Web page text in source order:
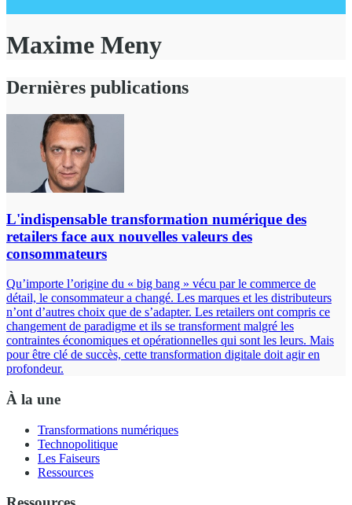
Maxime Meny
Dernières publications
L'indispensable transformation numérique des
retailers face aux nouvelles valeurs des
consommateurs
Qu’importe l’origine du « big bang » vécu par le commerce de
détail, le consommateur a changé. Les marques et les distributeurs
n’ont d’autres choix que de s’adapter. Les retailers ont compris ce
changement de paradigme et ils se transforment malgré les
contraintes économiques et opérationnelles qui sont les leurs. Mais
pour être clé de succès, cette transformation digitale doit agir en
profondeur.
À la une
Transformations numériques
Technopolitique
Les Faiseurs
Ressources